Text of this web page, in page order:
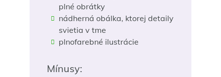
plné obrátky
nádherná obálka, ktorej detaily
svietia v tme
plnofarebné ilustrácie
Mínusy: